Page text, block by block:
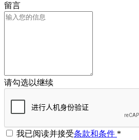
留言
请勾选以继续
我已阅读并接受条款和条件 *